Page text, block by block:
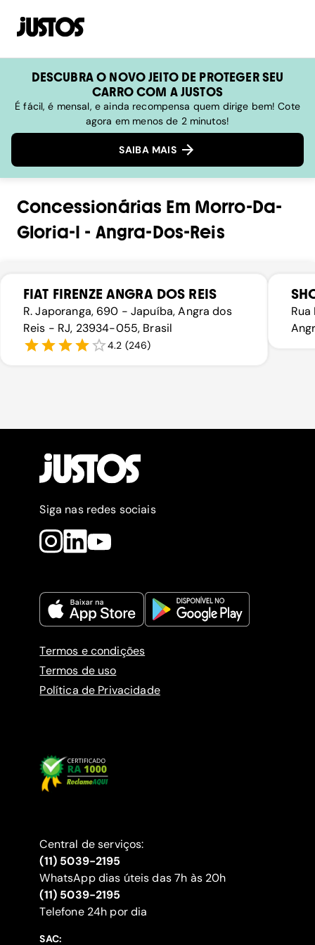
DESCUBRA O NOVO JEITO DE PROTEGER SEU
CARRO COM A JUSTOS
É fácil, é mensal, e ainda recompensa quem dirige bem! Cote
agora em menos de 2 minutos!
SAIBA MAIS
Concessionárias Em Morro-Da-
Gloria-I - Angra-Dos-Reis
FIAT FIRENZE ANGRA DOS REIS
R. Japoranga, 690 - Japuíba, Angra dos
Reis - RJ, 23934-055, Brasil
4.2 (246)
Siga nas redes sociais
Termos e condições
Termos de uso
Política de Privacidade
Central de serviços:
(11) 5039-2195
WhatsApp dias úteis das 7h às 20h
(11) 5039-2195
‍Telefone 24h por dia
SAC: